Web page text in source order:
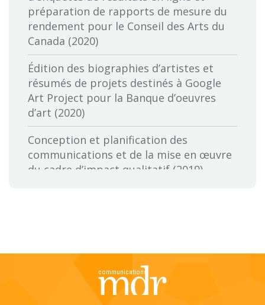
CBC-Société de Radio Canada
Cineworks
Conférence canadienne des arts
Conseil des arts et lettres du Québec
Conseil des arts du Canada
Conseil des ressources humaines du
secteur culturel
Doris Duke Charitable Foundation
Doris McCarthy Gallery
préparation de rapports de mesure du
rendement pour le Conseil des Arts du
Canada (2020)
Édition des biographies d’artistes et
résumés de projets destinés à Google
Art Project pour la Banque d’oeuvres
d’art (2020)
Conception et planification des
communications et de la mise en œuvre
du cadre d’impact qualitatif (2019)
(2019)
Évaluation des services de
communications de Patrimoine